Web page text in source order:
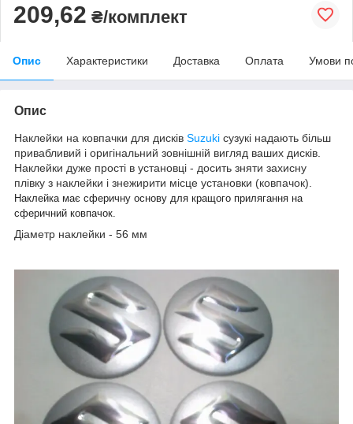
209,62 ₴/комплект
Опис Характеристики Доставка Оплата Умови
Опис
Наклейки на ковпачки для дисків Suzuki сузукі надають більш
привабливий і оригінальний зовнішній вигляд ваших дисків.
Наклейки дуже прості в установці - досить зняти захисну
плівку з наклейки і знежирити місце установки (ковпачок).
Наклейка має сферичну основу для кращого прилягання на
сферичний ковпачок.
Діаметр наклейки - 56 мм